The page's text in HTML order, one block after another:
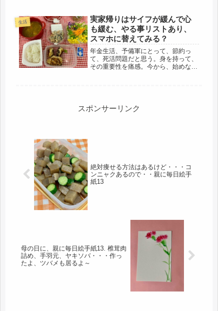
二階は全て使っていたので、その荷物
はまるごと実家へ。ところが、実家は
収納...
生活
実家帰りはサイフが緩んで心
も緩む、やる事リストあり、
スマホに替えてみる？
年金生活、予備軍にとって、節約っ
て、死活問題だと思う。身を持って、
その重要性を痛感。今から、始めない
スポンサーリンク
絶対痩せる方法はあるけど・・・コ
ンニャクあるので・・親に毎日絵手
紙13
母の日に、親に毎日絵手紙13. 椎茸肉
詰め、手羽元、ヤキソバ・・・作っ
たよ、ツバメも居るよ～